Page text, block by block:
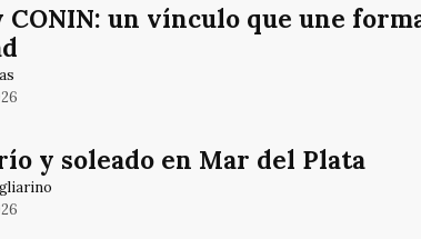
CONIN: un vínculo que une
y soleado en Mar del Plata